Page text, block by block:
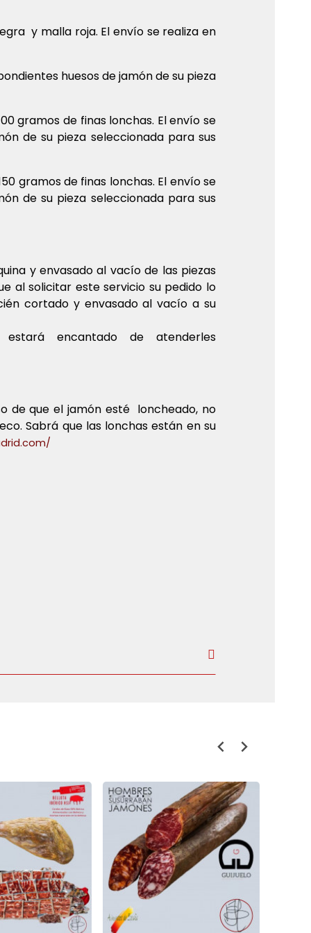
y malla roja. El envío se realiza en
huesos de jamón de su pieza
gramos de finas lonchas. El envío se
de su pieza seleccionada para sus
gramos de finas lonchas. El envío se
de su pieza seleccionada para sus
y envasado al vacío de las piezas
al solicitar este servicio su pedido lo
cortado y envasado al vacío a su
encantado de atenderles
de que el jamón esté loncheado, no
Sabrá que las lonchas están en su